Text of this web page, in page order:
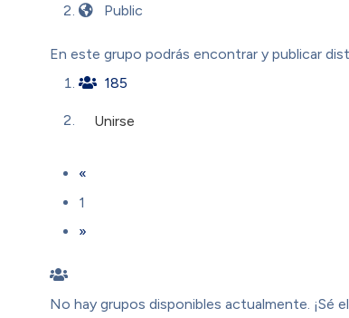
Public
En este grupo podrás encontrar y publicar
185
Unirse
«
1
»
No hay grupos disponibles actualmente. ¡Sé